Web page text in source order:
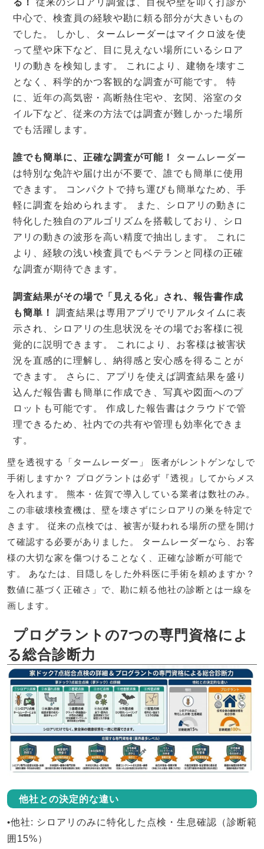
中心で、検査員の経験や勘に頼る部分が大きいもの
でした。 しかし、タームレーダーはマイクロ波を使
って壁や床下など、目に見えない場所にいるシロア
リの動きを検知します。 これにより、建物を壊すこ
となく、科学的かつ客観的な調査が可能です。 特
に、近年の高気密・高断熱住宅や、玄関、浴室のタ
イル下など、従来の方法では調査が難しかった場所
でも活躍します。
誰でも簡単に、正確な調査が可能！
タームレーダー
は特別な免許や届け出が不要で、誰でも簡単に使用
できます。 コンパクトで持ち運びも簡単なため、手
軽に調査を始められます。 また、シロアリの動きに
特化した独自のアルゴリズムを搭載しており、シロ
アリの動きの波形を高い精度で抽出します。 これに
より、経験の浅い検査員でもベテランと同様の正確
な調査が期待できます。
調査結果がその場で「見える化」され、報告書作成
も簡単！
調査結果は専用アプリでリアルタイムに表
示され、シロアリの生息状況をその場でお客様に視
覚的に説明できます。 これにより、お客様は被害状
況を直感的に理解し、納得感と安心感を得ることが
できます。 さらに、アプリを使えば調査結果を盛り
込んだ報告書も簡単に作成でき、写真や図面へのプ
ロットも可能です。 作成した報告書はクラウドで管
理できるため、社内での共有や管理も効率化できま
す。
壁を透視する「タームレーダー」 医者がレントゲンなしで
手術しますか？ プログラントは必ず『透視』してからメス
を入れます。 熊本・佐賀で導入している業者は数社のみ。
この非破壊検査機は、壁を壊さずにシロアリの巣を特定で
きます。 従来の点検では、被害が疑われる場所の壁を開け
て確認する必要がありました。 タームレーダーなら、お客
様の大切な家を傷つけることなく、正確な診断が可能で
す。 あなたは、目隠しをした外科医に手術を頼めますか？
数値に基づく正確さ」で、勘に頼る他社の診断とは一線を
画します。
プログラントの7つの専門資格によ
る総合診断力
他社との決定的な違い
•他社: シロアリのみに特化した点検・生息確認（診断範
囲15%）